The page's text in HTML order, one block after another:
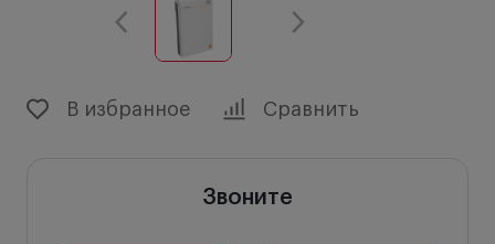
В избранное Сравнить
Звоните